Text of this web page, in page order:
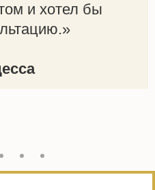
и хотел бы